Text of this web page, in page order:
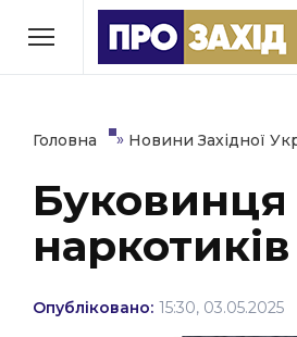
РУБРИКИ
Економіка
Політика
Втрачений Ужгород
(відеоверсія)
Головна » Новини Західної
Буковинця
наркотиків
Опубліковано: 15:30, 03.05.2025